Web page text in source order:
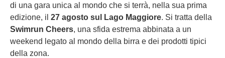
di una gara unica al mondo che si terrà, nella sua prima
edizione, il 27 agosto sul Lago Maggiore. Si tratta della
Swimrun Cheers, una sfida estrema abbinata a un
weekend legato al mondo della birra e dei prodotti tipici
della zona.